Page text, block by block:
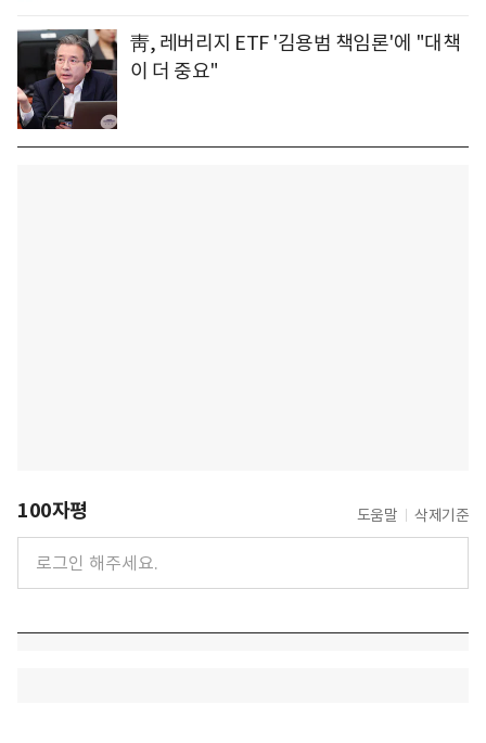
靑, 레버리지 ETF '김용범 책임론'에 "대책
이 더 중요"
100자평 도움말 삭제기준